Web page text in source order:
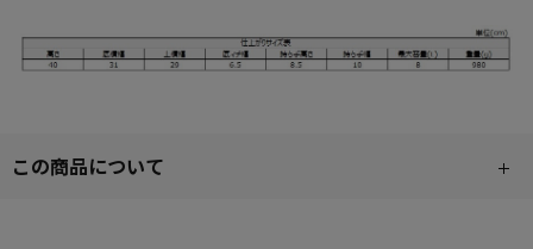
この商品について